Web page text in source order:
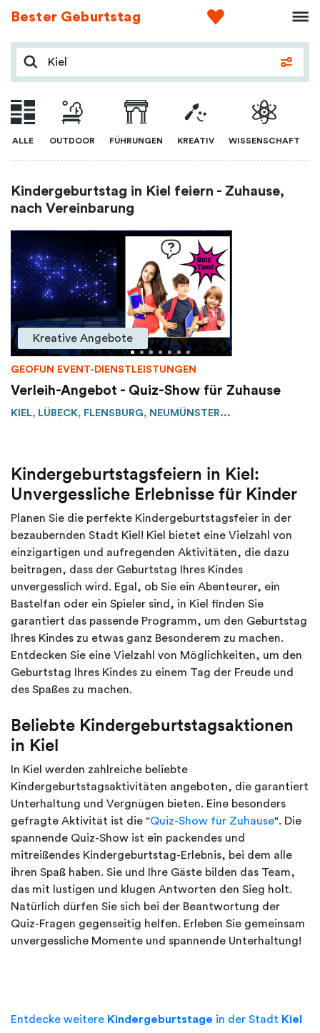
Bester Geburtstag
ALLE OUTDOOR FÜHRUNGEN KREATIV WISSENSCHAFT
Kindergeburtstag in Kiel feiern - Zuhause,
nach Vereinbarung
Kreative Angebote
GEOFUN EVENT-DIENSTLEISTUNGEN
Verleih-Angebot - Quiz-Show für Zuhause
KIEL, LÜBECK, FLENSBURG, NEUMÜNSTER...
Kindergeburtstagsfeiern in Kiel:
Unvergessliche Erlebnisse für Kinder
Planen Sie die perfekte Kindergeburtstagsfeier in der
bezaubernden Stadt Kiel! Kiel bietet eine Vielzahl von
einzigartigen und aufregenden Aktivitäten, die dazu
beitragen, dass der Geburtstag Ihres Kindes
unvergesslich wird. Egal, ob Sie ein Abenteurer, ein
Bastelfan oder ein Spieler sind, in Kiel finden Sie
garantiert das passende Programm, um den Geburtstag
Ihres Kindes zu etwas ganz Besonderem zu machen.
Entdecken Sie eine Vielzahl von Möglichkeiten, um den
Geburtstag Ihres Kindes zu einem Tag der Freude und
des Spaßes zu machen.
Beliebte Kindergeburtstagsaktionen
in Kiel
In Kiel werden zahlreiche beliebte
Kindergeburtstagsaktivitäten angeboten, die garantiert
Unterhaltung und Vergnügen bieten. Eine besonders
gefragte Aktivität ist die "Quiz-Show für Zuhause". Die
spannende Quiz-Show ist ein packendes und
mitreißendes Kindergeburtstag-Erlebnis, bei dem alle
ihren Spaß haben. Sie und Ihre Gäste bilden das Team,
das mit lustigen und klugen Antworten den Sieg holt.
Natürlich dürfen Sie sich bei der Beantwortung der
Quiz-Fragen gegenseitig helfen. Erleben Sie gemeinsam
unvergessliche Momente und spannende Unterhaltung!
Entdecke weitere Kindergeburtstage in der Stadt Kiel